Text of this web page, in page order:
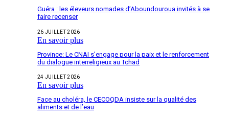
Guéra : les éleveurs nomades d’Aboundouroua invités à se
faire recenser
26 JUILLET 2026
En savoir plus
Province: Le CNAI s’engage pour la paix et le renforcement
du dialogue interreligieux au Tchad
24 JUILLET 2026
En savoir plus
Face au choléra, le CECOQDA insiste sur la qualité des
aliments et de l’eau